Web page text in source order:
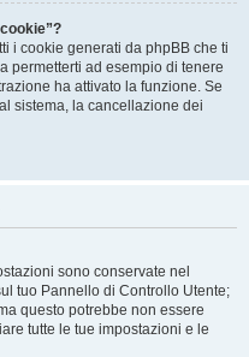
i cookie generati da phpBB che ti
permetterti ad esempio di tenere
ha attivato la funzione. Se
sistema, la cancellazione dei
sono conservate nel
tuo Pannello di Controllo Utente;
questo potrebbe non essere
tutte le tue impostazioni e le